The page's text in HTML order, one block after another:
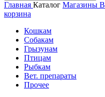
Главная Каталог Магазины
корзина
Кошкам
Собакам
Грызунам
Птицам
Рыбкам
Вет. препараты
Прочее